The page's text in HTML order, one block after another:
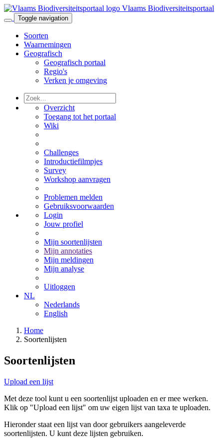
Vlaams Biodiversiteitsportaal
Toggle navigation
Soorten
Waarnemingen
Geografisch
Geografisch portaal
Regio's
Verken je omgeving
Overzicht
Toegang tot het portaal
Wiki
Challenges
Introductiefilmpjes
Survey
Workshop aanvragen
Problemen melden
Gebruiksvoorwaarden
Login
Jouw profiel
Mijn soortenlijsten
Mijn annotaties
Mijn meldingen
Mijn analyse
Uitloggen
NL
Nederlands
English
Home
Soortenlijsten
Soortenlijsten
Upload een lijst
Met deze tool kunt u een soortenlijst uploaden en er mee werken.
Klik op "Upload een lijst" om uw eigen lijst van taxa te uploaden.
Hieronder staat een lijst van door gebruikers aangeleverde
soortenlijsten. U kunt deze lijsten gebruiken.